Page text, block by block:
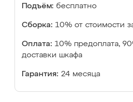
Подъём: бесплатно
Сборка: 10% от стоимости
Оплата: 10% предоплата,
доставки шкафа
Гарантия: 24 месяца